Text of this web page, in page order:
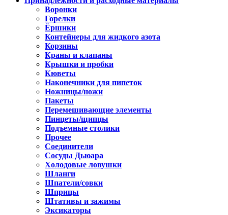
Воронки
Горелки
Ёршики
Контейнеры для жидкого азота
Корзины
Краны и клапаны
Крышки и пробки
Кюветы
Наконечники для пипеток
Ножницы/ножи
Пакеты
Перемешивающие элементы
Пинцеты/щипцы
Подъемные столики
Прочее
Соединители
Сосуды Дьюара
Холодовые ловушки
Шланги
Шпатели/совки
Шприцы
Штативы и зажимы
Эксикаторы